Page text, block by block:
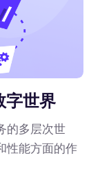
字世界
的多层次世
性能方面的作